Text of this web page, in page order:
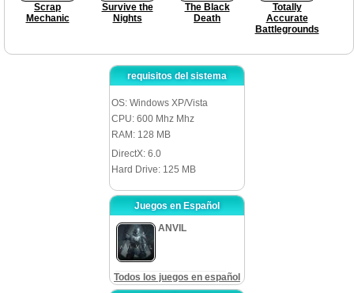
Scrap
Mechanic
Survive the
Nights
The Black
Death
Totally
Accurate
Battlegrounds
requisitos del sistema
OS: Windows XP/Vista
CPU: 600 Mhz Mhz
RAM: 128 MB
DirectX: 6.0
Hard Drive: 125 MB
Juegos en Español
ANVIL
Todos los juegos en español